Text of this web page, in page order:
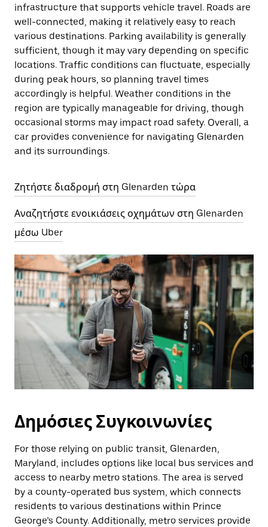
infrastructure that supports vehicle travel. Roads are
well-connected, making it relatively easy to reach
various destinations. Parking availability is generally
sufficient, though it may vary depending on specific
locations. Traffic conditions can fluctuate, especially
during peak hours, so planning travel times
accordingly is helpful. Weather conditions in the
region are typically manageable for driving, though
occasional storms may impact road safety. Overall, a
car provides convenience for navigating Glenarden
and its surroundings.
Ζητήστε διαδρομή στη Glenarden τώρα
Αναζητήστε ενοικιάσεις οχημάτων στη Glenarden
μέσω Uber
Δημόσιες Συγκοινωνίες
For those relying on public transit, Glenarden,
Maryland, includes options like local bus services and
access to nearby metro stations. The area is served
by a county-operated bus system, which connects
residents to various destinations within Prince
George’s County. Additionally, metro services provide